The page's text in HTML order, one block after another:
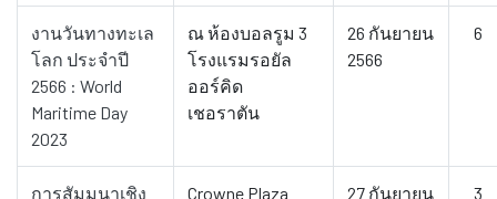
งานวันทางทะเล
โลก ประจำปี
2566 : World
Maritime Day
2023
ณ ห้องบอลรูม 3
โรงแรมรอยัล
ออร์คิด
เชอราตัน
26 กันยายน
2566
6
การสัมมนาเชิง Crowne Plaza 27 กันยายน 3